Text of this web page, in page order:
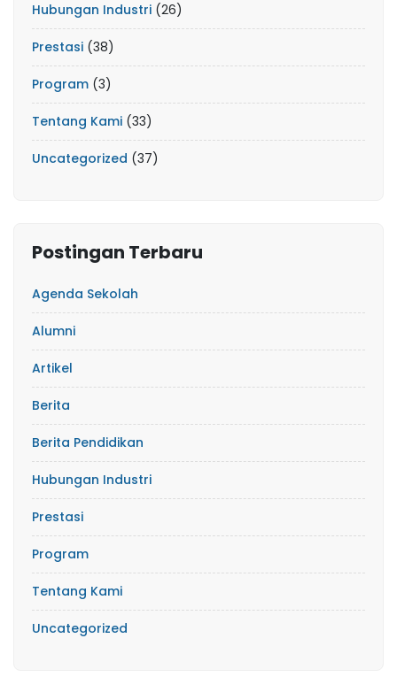
Hubungan Industri (26)
Prestasi (38)
Program (3)
Tentang Kami (33)
Uncategorized (37)
Postingan Terbaru
Agenda Sekolah
Alumni
Artikel
Berita
Berita Pendidikan
Hubungan Industri
Prestasi
Program
Tentang Kami
Uncategorized